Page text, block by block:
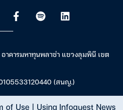
คารมหาทุนพลาซ่า แขวงลุมพินี เขต
(สนญ.)
of Use| Using Infoquest News